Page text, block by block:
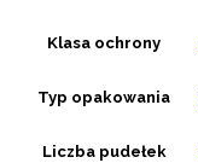
Klasa ochrony
Typ opakowania
Liczba pudełek